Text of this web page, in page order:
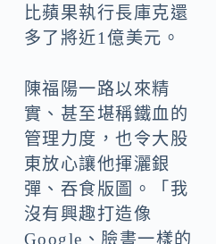
比蘋果執行長庫克還
多了將近1億美元。
陳福陽一路以來精
實、甚至堪稱鐵血的
管理力度，也令大股
東放心讓他揮灑銀
彈、吞食版圖。「我
沒有興趣打造像
Google、臉書一樣的